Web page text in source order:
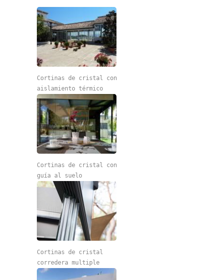
Cortinas de cristal con
aislamiento térmico
Cortinas de cristal con
guía al suelo
Cortinas de cristal
corredera multiple